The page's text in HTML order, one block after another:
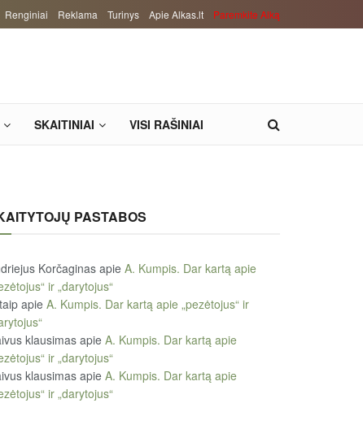
Renginiai Reklama Turinys Apie Alkas.lt Paremkite Alką
SKAITINIAI VISI RAŠINIAI
PASTABOS
Korčaginas apie A. Kumpis. Dar kartą apie
ir „darytojus“
apie A. Kumpis. Dar kartą apie „pezėtojus“ ir
klausimasapie A. Kumpis. Dar kartą apie
ir „darytojus“
klausimasapie A. Kumpis. Dar kartą apie
ir „darytojus“